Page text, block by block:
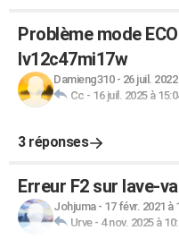
Problème mode
lv12c47mi17w
Damieng310- 26 juil.
Cc - 16 juil. 2025 à
3 réponses
Erreur F2 sur lave-
Johjuma- 17 févr. 2021 à
Urve- 4 nov. 2025 à